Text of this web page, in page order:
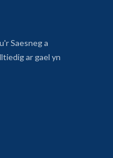
Saesneg a
ar gael yn